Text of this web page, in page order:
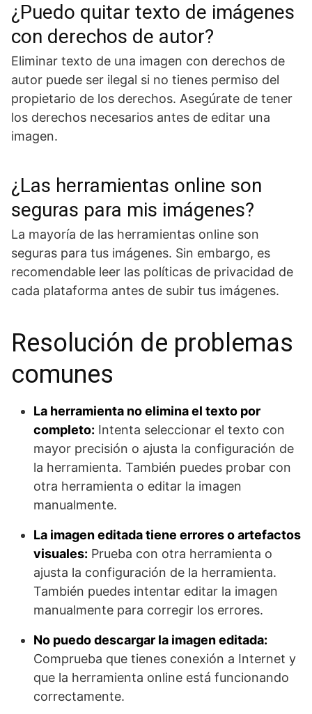
¿Puedo quitar texto de imágenes
con derechos de autor?
Eliminar texto de una imagen con derechos de
autor puede ser ilegal si no tienes permiso del
propietario de los derechos. Asegúrate de tener
los derechos necesarios antes de editar una
imagen.
¿Las herramientas online son
seguras para mis imágenes?
La mayoría de las herramientas online son
seguras para tus imágenes. Sin embargo, es
recomendable leer las políticas de privacidad de
cada plataforma antes de subir tus imágenes.
Resolución de problemas
comunes
La herramienta no elimina el texto por
completo: Intenta seleccionar el texto con
mayor precisión o ajusta la configuración de
la herramienta. También puedes probar con
otra herramienta o editar la imagen
manualmente.
La imagen editada tiene errores o artefactos
visuales: Prueba con otra herramienta o
ajusta la configuración de la herramienta.
También puedes intentar editar la imagen
manualmente para corregir los errores.
No puedo descargar la imagen editada:
Comprueba que tienes conexión a Internet y
que la herramienta online está funcionando
correctamente.